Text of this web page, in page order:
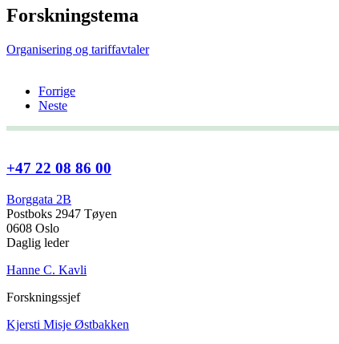
Forskningstema
Organisering og tariffavtaler
Forrige
Neste
+47 22 08 86 00
Borggata 2B
Postboks 2947 Tøyen
0608 Oslo
Daglig leder
Hanne C. Kavli
Forskningssjef
Kjersti Misje Østbakken